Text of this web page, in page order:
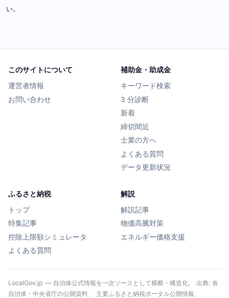
い。
このサイトについて
運営者情報
お問い合わせ
補助金・助成金
キーワード検索
3 分診断
新着
締切間近
士業の方へ
よくある質問
データ更新状況
ふるさと納税
トップ
特集記事
控除上限額シミュレータ
よくある質問
解説
解説記事
物価高騰対策
エネルギー価格支援
LocalGov.jp — 自治体公式情報を一次ソースとして横断・構造化。 出典: 各
自治体・中央省庁の公開資料、 主要ふるさと納税ポータル公開情報、